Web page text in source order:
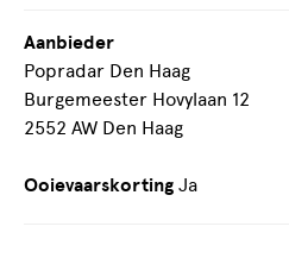
Aanbieder
Popradar Den Haag
Burgemeester Hovylaan 12
2552 AW Den Haag
Ooievaarskorting Ja